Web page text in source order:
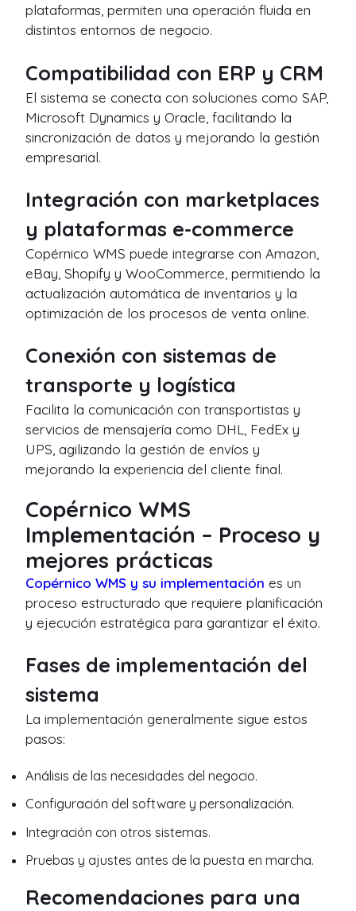
plataformas, permiten una operación fluida en
distintos entornos de negocio.
Compatibilidad con ERP y CRM
El sistema se conecta con soluciones como SAP,
Microsoft Dynamics y Oracle, facilitando la
sincronización de datos y mejorando la gestión
empresarial.
Integración con marketplaces
y plataformas e-commerce
Copérnico WMS puede integrarse con Amazon,
eBay, Shopify y WooCommerce, permitiendo la
actualización automática de inventarios y la
optimización de los procesos de venta online.
Conexión con sistemas de
transporte y logística
Facilita la comunicación con transportistas y
servicios de mensajería como DHL, FedEx y
UPS, agilizando la gestión de envíos y
mejorando la experiencia del cliente final.
Copérnico WMS
Implementación – Proceso y
mejores prácticas
Copérnico WMS y su implementación es un
proceso estructurado que requiere planificación
y ejecución estratégica para garantizar el éxito.
Fases de implementación del
sistema
La implementación generalmente sigue estos
pasos:
Análisis de las necesidades del negocio.
Configuración del software y personalización.
Integración con otros sistemas.
Pruebas y ajustes antes de la puesta en marcha.
Recomendaciones para una